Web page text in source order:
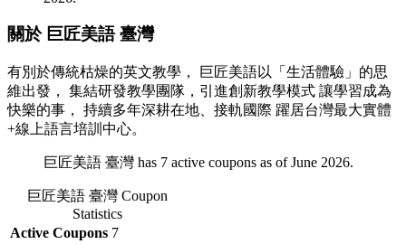
關於 巨匠美語 臺灣
有別於傳統枯燥的英文教學， 巨匠美語以「生活體驗」的思
維出發， 集結研發教學團隊，引進創新教學模式 讓學習成為
快樂的事， 持續多年深耕在地、接軌國際 躍居台灣最大實體
+線上語言培訓中心。
巨匠美語 臺灣 has 7 active coupons as of June 2026.
巨匠美語 臺灣 Coupon
Statistics
Active Coupons 7